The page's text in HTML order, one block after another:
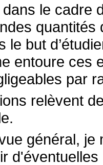
le cadre
quantités
le but
entoure ces
par
relèvent
général,